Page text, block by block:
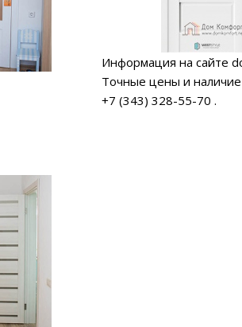
Информация на сайте
Точные цены и
+7 (343) 328-55-70 .